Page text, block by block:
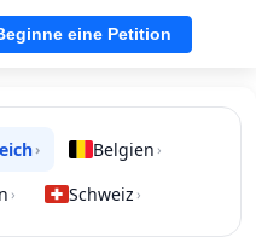
eine Petition
› Belgien ›
› Schweiz ›